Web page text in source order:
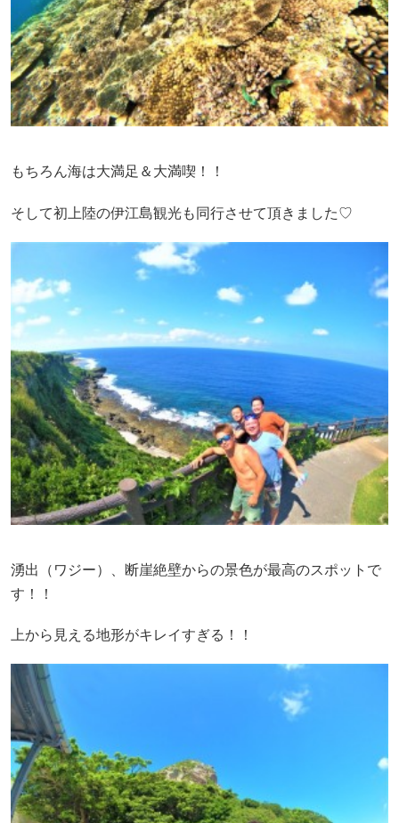
もちろん海は大満足＆大満喫！！
そして初上陸の伊江島観光も同行させて頂きました♡
湧出（ワジー）、断崖絶壁からの景色が最高のスポットで
す！！
上から見える地形がキレイすぎる！！